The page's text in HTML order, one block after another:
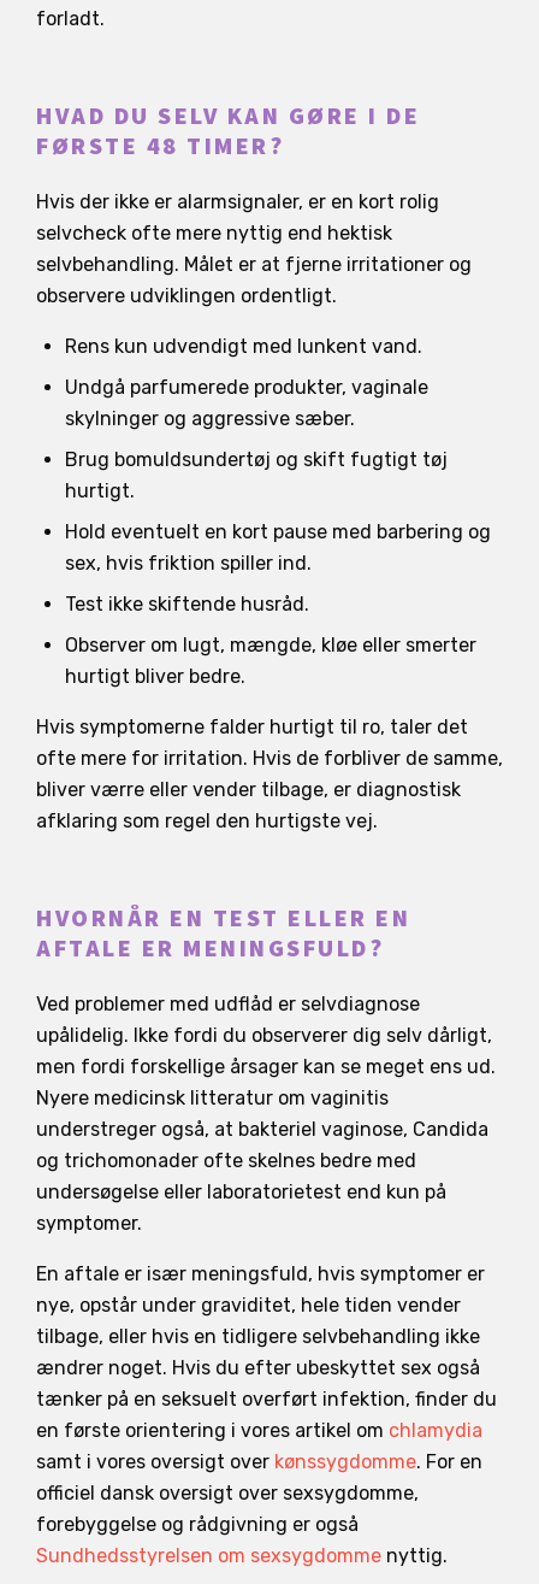
forladt.
HVAD DU SELV KAN GØRE I DE
FØRSTE 48 TIMER?
Hvis der ikke er alarmsignaler, er en kort rolig
selvcheck ofte mere nyttig end hektisk
selvbehandling. Målet er at fjerne irritationer og
observere udviklingen ordentligt.
Rens kun udvendigt med lunkent vand.
Undgå parfumerede produkter, vaginale
skylninger og aggressive sæber.
Brug bomuldsundertøj og skift fugtigt tøj
hurtigt.
Hold eventuelt en kort pause med barbering og
sex, hvis friktion spiller ind.
Test ikke skiftende husråd.
Observer om lugt, mængde, kløe eller smerter
hurtigt bliver bedre.
Hvis symptomerne falder hurtigt til ro, taler det
ofte mere for irritation. Hvis de forbliver de samme,
bliver værre eller vender tilbage, er diagnostisk
afklaring som regel den hurtigste vej.
HVORNÅR EN TEST ELLER EN
AFTALE ER MENINGSFULD?
Ved problemer med udflåd er selvdiagnose
upålidelig. Ikke fordi du observerer dig selv dårligt,
men fordi forskellige årsager kan se meget ens ud.
Nyere medicinsk litteratur om vaginitis
understreger også, at bakteriel vaginose, Candida
og trichomonader ofte skelnes bedre med
undersøgelse eller laboratorietest end kun på
symptomer.
En aftale er især meningsfuld, hvis symptomer er
nye, opstår under graviditet, hele tiden vender
tilbage, eller hvis en tidligere selvbehandling ikke
ændrer noget. Hvis du efter ubeskyttet sex også
tænker på en seksuelt overført infektion, finder du
en første orientering i vores artikel om chlamydia
samt i vores oversigt over kønssygdomme. For en
officiel dansk oversigt over sexsygdomme,
forebyggelse og rådgivning er også
Sundhedsstyrelsen om sexsygdomme nyttig.